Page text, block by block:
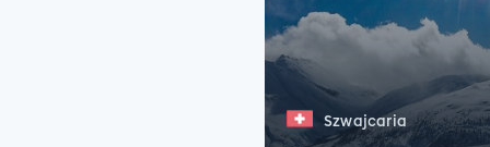
Szwajcaria